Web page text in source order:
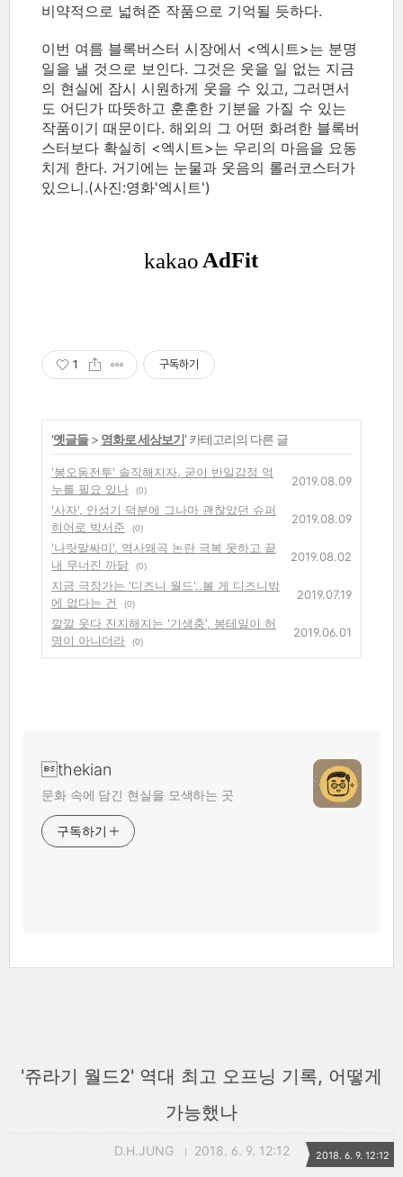
비약적으로 넓혀준 작품으로 기억될 듯하다.
이번 여름 블록버스터 시장에서 <엑시트>는 분명
일을 낼 것으로 보인다. 그것은 웃을 일 없는 지금
의 현실에 잠시 시원하게 웃을 수 있고, 그러면서
도 어딘가 따뜻하고 훈훈한 기분을 가질 수 있는
작품이기 때문이다. 해외의 그 어떤 화려한 블록버
스터보다 확실히 <엑시트>는 우리의 마음을 요동
치게 한다. 거기에는 눈물과 웃음의 롤러코스터가
있으니.(사진:영화'엑시트')
1 구독하기
'옛글들> 영화로 세상보기' 카테고리의 다른 글
'봉오동전투' 솔직해지자, 굳이 반일감정 억
누를 필요 있나
(0)
2019.08.09
'사자', 안성기 덕분에 그나마 괜찮았던 슈퍼
히어로 박서준
(0)
2019.08.09
'나랏말싸미', 역사왜곡 논란 극복 못하고 끝
내 무너진 까닭
(0)
2019.08.02
지금 극장가는 '디즈니 월드'..볼 게 디즈니밖
에 없다는 건
(0)
2019.07.19
깔깔 웃다 진지해지는 '기생충', 봉테일이 허
명이 아니더라
(0)
2019.06.01
thekian
문화 속에 담긴 현실을 모색하는 곳
구독하기
'쥬라기 월드2' 역대 최고 오프닝 기록, 어떻게
가능했나
D.H.JUNG 2018. 6. 9. 12:12 2018. 6. 9. 12:12